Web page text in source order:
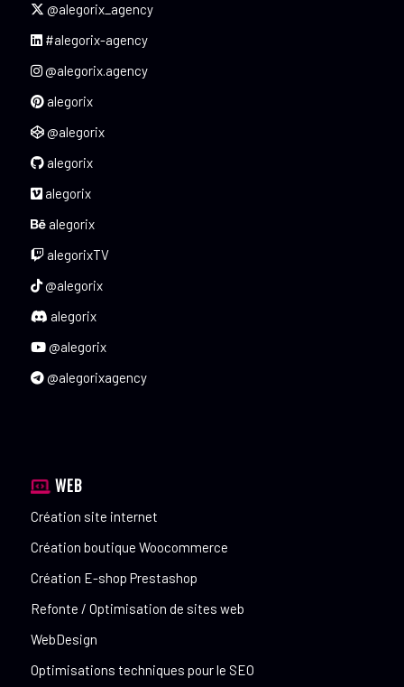
@alegorix_agency
#alegorix-agency
@alegorix.agency
alegorix
@alegorix
alegorix
alegorix
alegorix
alegorixTV
@alegorix
alegorix
@alegorix
@alegorixagency
WEB
Création site internet
Création boutique Woocommerce
Création E-shop Prestashop
Refonte / Optimisation de sites web
WebDesign
Optimisations techniques pour le SEO